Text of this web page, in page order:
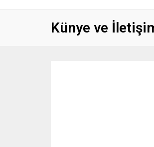
Künye ve